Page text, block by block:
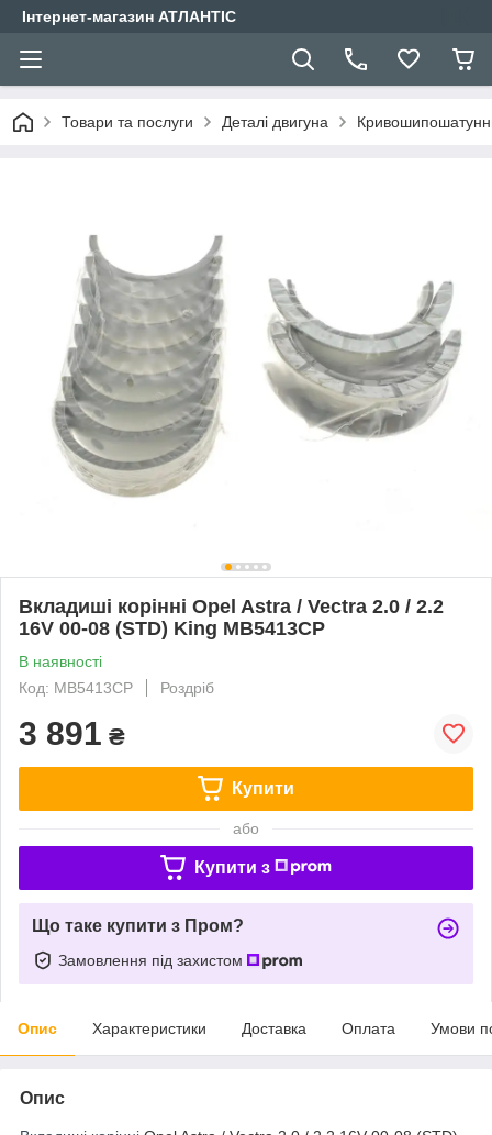
Інтернет-магазин АТЛАНТІС
Товари та послуги Деталі двигуна
Вкладиші корінні Opel Astra / Vectra 2.0 / 2.2
16V 00-08 (STD) King MB5413CP
В наявності
Код: MB5413CP
Роздріб
3 891 ₴
Купити
або
Купити з
Що таке купити з Пром?
Замовлення під захистом
Опис Характеристики Доставка Оплата Умови
Опис